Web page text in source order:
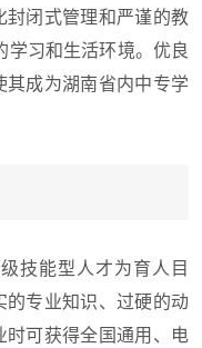
闭式管理和严谨的教
学习和生活环境。优良
成为湖南省内中专学
能型人才为育人目
专业知识、过硬的动
可获得全国通用、电